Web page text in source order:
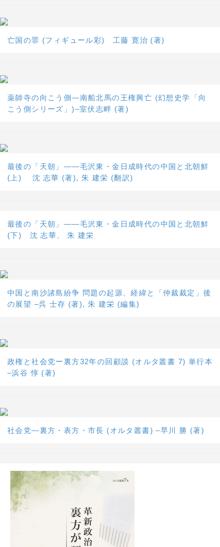
亡国の罪 (フィギュール彩) 工藤 寛治 (著)
薬師寺の向こう側―南船北馬の王権興亡 (幻想史学「向
こう側シリーズ」)–室伏志畔 (著)
最後の「天朝」――毛沢東・金日成時代の中国と北朝鮮
(上) 沈 志華 (著), 朱 建栄 (翻訳)
最後の「天朝」――毛沢東・金日成時代の中国と北朝鮮
(下) 沈 志華、 朱 建栄
中国と南沙諸島紛争 問題の起源、経緯と「仲裁裁定」後
の展望 –呉 士存 (著), 朱 建栄 (編集)
政権と社会党ー裏方32年の回顧談 (オルタ叢書 7) 単行本
–浜谷 惇 (著)
社会党―裏方・表方・市長 (オルタ叢書) –早川 勝 (著)